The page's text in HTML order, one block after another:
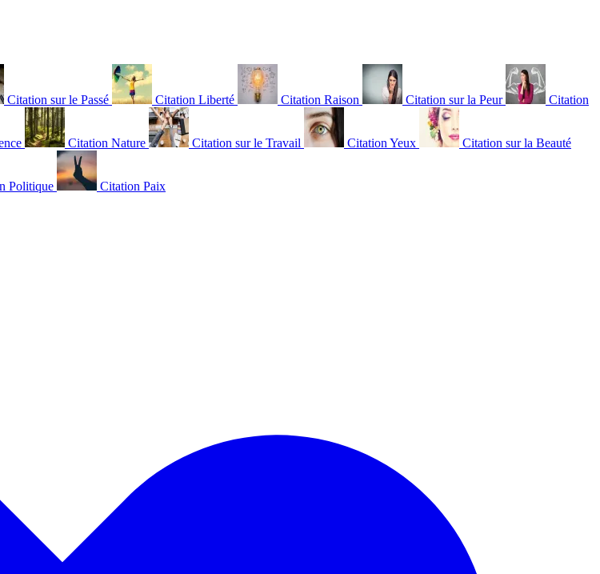
Citation sur le Passé Citation Liberté Citation Raison Citation sur la Peur Citation
Citation Nature Citation sur le Travail Citation Yeux Citation sur la Beauté
Politique Citation Paix